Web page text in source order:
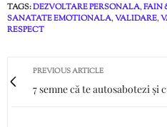
TAGS:DEZVOLTARE PERSONALA,FAIN
SANATATE EMOTIONALA,VALIDARE,
RESPECT
PREVIOUS ARTICLE
7 semne că te autosabotezi și